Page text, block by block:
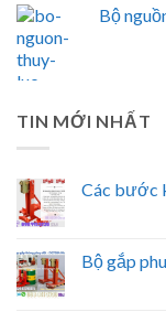
Bộ
TIN MỚI NHẤT
Các bước
Bộ gắp